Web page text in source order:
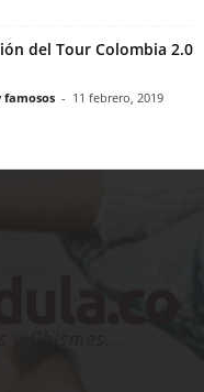
del Tour Colombia 2.0
famosos - 11 febrero, 2019